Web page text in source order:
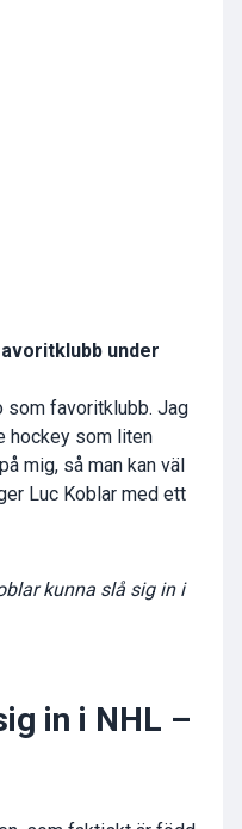
under
som favoritklubb. Jag
hockey som liten
mig, så man kan väl
Luc Koblar med ett
kunna slå sig in i
in i NHL –